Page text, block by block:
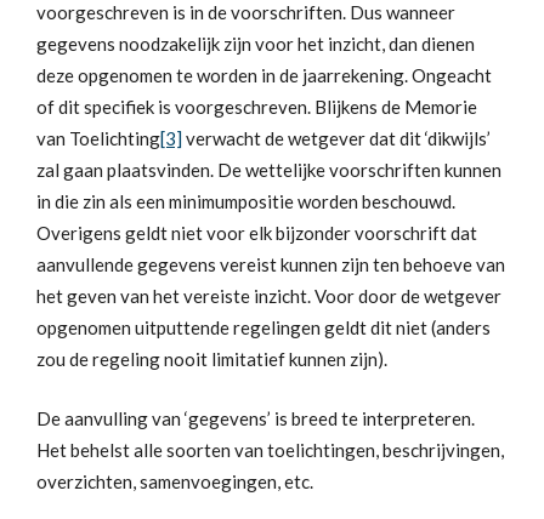
voorgeschreven is in de voorschriften. Dus wanneer
gegevens noodzakelijk zijn voor het inzicht, dan dienen
deze opgenomen te worden in de jaarrekening. Ongeacht
of dit specifiek is voorgeschreven. Blijkens de Memorie
van Toelichting[3]verwacht de wetgever dat dit ‘dikwijls’
zal gaan plaatsvinden. De wettelijke voorschriften kunnen
in die zin als een minimumpositie worden beschouwd.
Overigens geldt niet voor elk bijzonder voorschrift dat
aanvullende gegevens vereist kunnen zijn ten behoeve van
het geven van het vereiste inzicht. Voor door de wetgever
opgenomen uitputtende regelingen geldt dit niet (anders
zou de regeling nooit limitatief kunnen zijn).
De aanvulling van ‘gegevens’ is breed te interpreteren.
Het behelst alle soorten van toelichtingen, beschrijvingen,
overzichten, samenvoegingen, etc.